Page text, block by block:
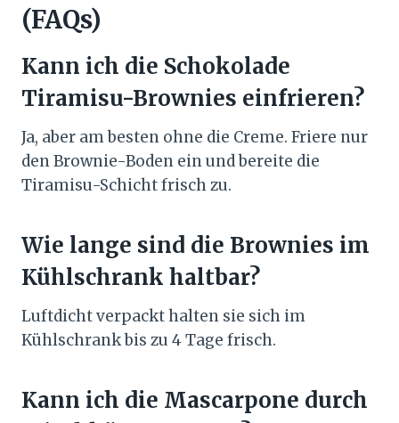
(FAQs)
Kann ich die Schokolade
Tiramisu-Brownies einfrieren?
Ja, aber am besten ohne die Creme. Friere nur
den Brownie-Boden ein und bereite die
Tiramisu-Schicht frisch zu.
Wie lange sind die Brownies im
Kühlschrank haltbar?
Luftdicht verpackt halten sie sich im
Kühlschrank bis zu 4 Tage frisch.
Kann ich die Mascarpone durch